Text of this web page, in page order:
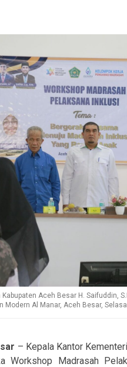
Aceh Besar H. Saifuddin,
Modern Al Manar, Aceh Besar,
– Kepala Kantor
Workshop Madrasah